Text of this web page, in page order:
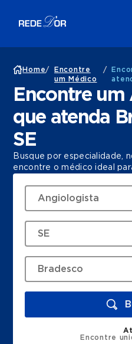
Home/
Encontre
um Médico
/
Encontre
que atenda
SE
Busque por especialidade,
encontre o médico ideal
Encontre